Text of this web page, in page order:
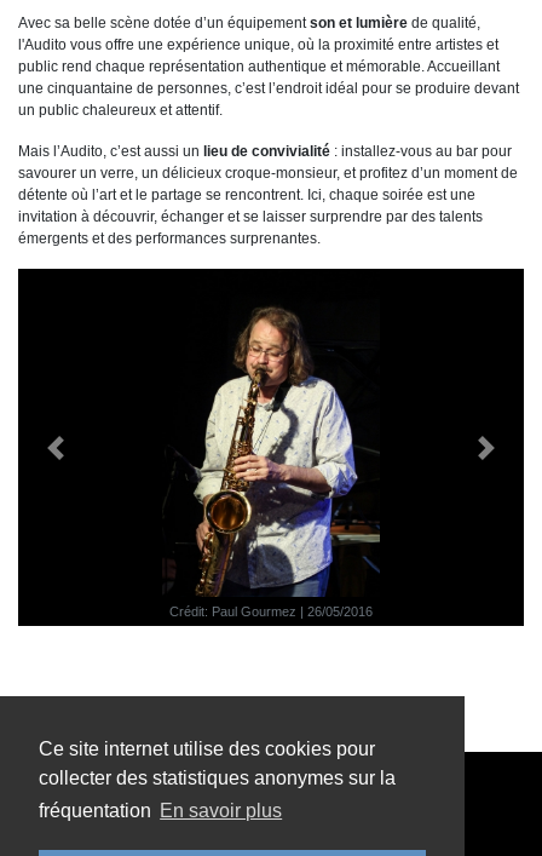
Ce site internet utilise des cookies pour
collecter des statistiques anonymes sur la
fréquentation En savoir plus
Avec sa belle scène dotée d’un équipementson et lumière de qualité,
l'Audito vous offre une expérience unique, où la proximité entre artistes et
public rend chaque représentation authentique et mémorable. Accueillant
une cinquantaine de personnes, c’est l’endroit idéal pour se produire devant
un public chaleureux et attentif.
Mais l’Audito, c’est aussi un lieu de convivialité : installez-vous au bar pour
savourer un verre, un délicieux croque-monsieur, et profitez d’un moment de
détente où l’art et le partage se rencontrent. Ici, chaque soirée est une
invitation à découvrir, échanger et se laisser surprendre par des talents
émergents et des performances surprenantes.
Crédit: Paul Gourmez | 26/05/2016
Précédent Suivant
Audito - Café de Paris
5, place de la République